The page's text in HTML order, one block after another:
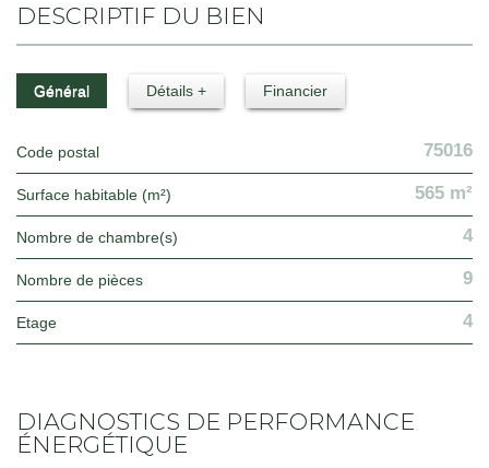
DESCRIPTIF DU BIEN
Général Détails + Financier
Code postal 75016
Surface habitable (m²) 565 m²
Nombre de chambre(s) 4
Nombre de pièces 9
Etage 4
DIAGNOSTICS DE PERFORMANCE
ÉNERGÉTIQUE